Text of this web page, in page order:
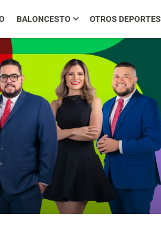
BALONCESTO OTROS DEPORTES